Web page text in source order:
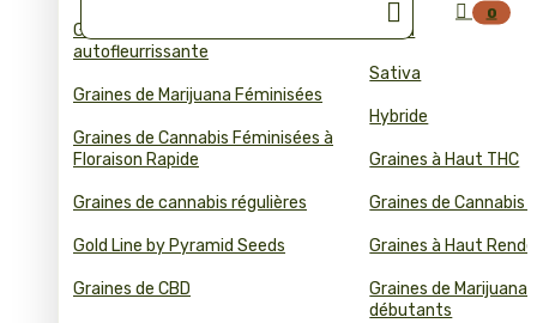
Graines de cannabis
autofleurrissante
Graines de Marijuana Féminisées
Graines de Cannabis Féminisées à
Floraison Rapide
Graines de cannabis régulières
Gold Line by Pyramid Seeds
Graines de CBD
Indica
Sativa
Hybride
Graines à Haut THC
Graines de Cannabis
Graines à Haut
Graines de Marijuana
débutants
  0